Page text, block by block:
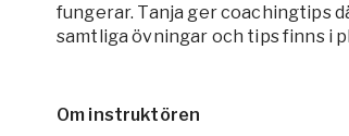
fungerar. Tanja ger coachingtips
samtliga övningar och tips finns i
Om instruktören